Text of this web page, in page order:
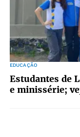
EDUCAÇÃO
Estudantes de
e minissérie;